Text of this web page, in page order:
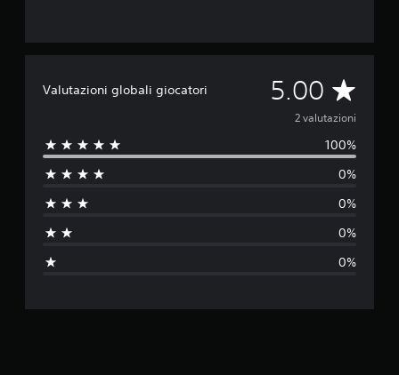
Valutazioni globali giocatori 5.00 V
a
l
u
i
2 valutazioni
100%
0%
0%
0%
0%